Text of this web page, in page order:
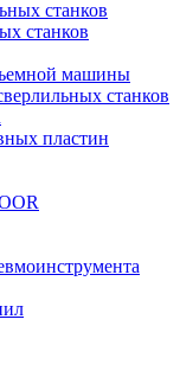
станков
машины
станков
пластин